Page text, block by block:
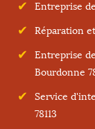
Entreprise
Réparation
Entreprise
Bourdonne
Service
78113